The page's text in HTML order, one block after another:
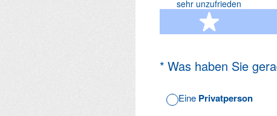
sehr unzufrieden
1 Stern
* Was haben Sie
(Erforderlich.)
Eine Privatperson